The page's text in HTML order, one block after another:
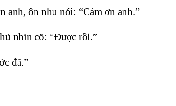
anh, ôn nhu nói: “Cảm ơn anh.”
nhìn cô: “Được rồi.”
đã.”